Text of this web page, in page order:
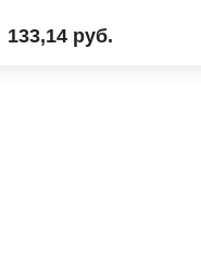
133,14 руб.